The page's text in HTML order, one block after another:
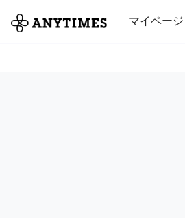
マイページ
全て 修理・組立